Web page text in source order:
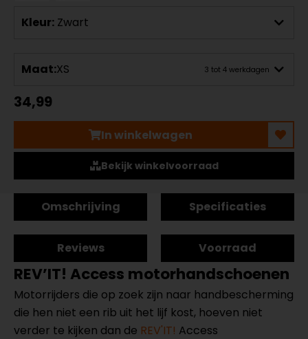
Kleur: Zwart
Maat:XS 3 tot 4 werkdagen
34,99
In winkelwagen
Bekijk winkelvoorraad
Omschrijving Specificaties
Reviews Voorraad
REV’IT! Access motorhandschoenen
Motorrijders die op zoek zijn naar handbescherming
die hen niet een rib uit het lijf kost, hoeven niet
verder te kijken dan de REV'IT! Access